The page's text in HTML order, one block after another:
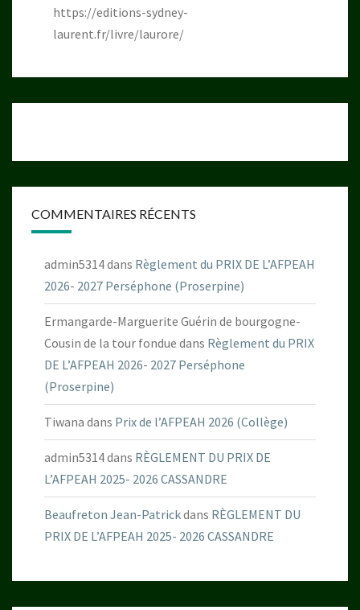
https://editions-sydney-
laurent.fr/livre/laurore/
COMMENTAIRES RÉCENTS
admin5314dans Règlement du PRIX DE L’AFPEAH
2026- 2027 Perséphone (Proserpine)
Ermangarde-Marguerite Guérin de bourgogne-
Cousin de la tour fondue dans Règlement du PRIX
DE L’AFPEAH 2026- 2027 Perséphone
(Proserpine)
Tiwana dans Prix de l’AFPEAH 2026 (Collège)
admin5314dans RÈGLEMENT DU PRIX DE
L’AFPEAH 2025- 2026 CASSANDRE
Beaufreton Jean-Patrickdans RÈGLEMENT DU
PRIX DE L’AFPEAH 2025- 2026 CASSANDRE